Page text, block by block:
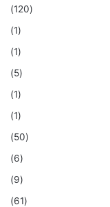
(120)
(1)
(1)
(5)
(1)
(1)
(50)
(6)
(9)
(61)